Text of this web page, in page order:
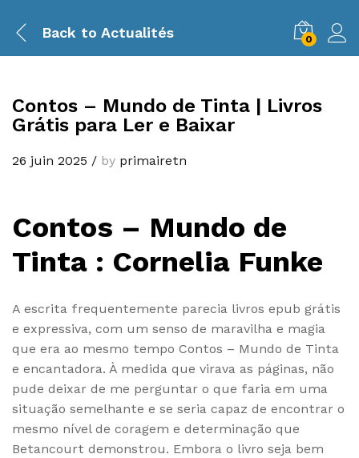
Back to Actualités 0
Contos – Mundo de Tinta | Livros
Grátis para Ler e Baixar
26 juin 2025 / by primairetn
Contos – Mundo de
Tinta : Cornelia Funke
A escrita frequentemente parecia livros epub grátis
e expressiva, com um senso de maravilha e magia
que era ao mesmo tempo Contos – Mundo de Tinta
e encantadora. À medida que virava as páginas, não
pude deixar de me perguntar o que faria em uma
situação semelhante e se seria capaz de encontrar o
mesmo nível de coragem e determinação que
Betancourt demonstrou. Embora o livro seja bem